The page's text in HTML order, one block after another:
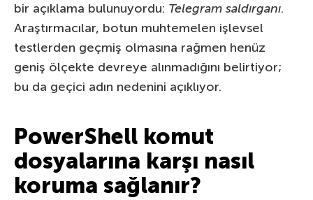
bir açıklama bulunuyordu: Telegram saldırganı.
Araştırmacılar, botun muhtemelen işlevsel
testlerden geçmiş olmasına rağmen henüz
geniş ölçekte devreye alınmadığını belirtiyor;
bu da geçici adın nedenini açıklıyor.
PowerShell komut
dosyalarına karşı nasıl
koruma sağlanır?